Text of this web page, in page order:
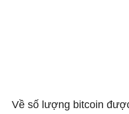
Về số lượng bitcoin